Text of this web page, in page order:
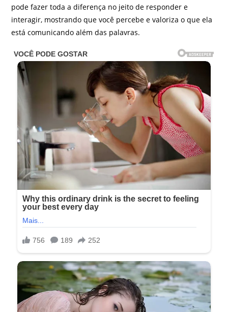
pode fazer toda a diferença no jeito de responder e
interagir, mostrando que você percebe e valoriza o que ela
está comunicando além das palavras.